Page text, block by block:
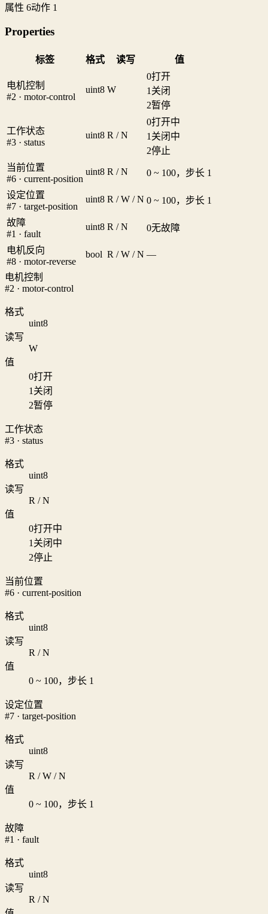
属性 6动作 1
Properties
标签 格式 读写 值
电机控制
#2 · motor-control
uint8 W
0打开
1 关闭
2暂停
工作状态
#3 · status
uint8 R / N
0打开中
1 关闭中
2停止
当前位置
#6 · current-position
uint8 R / N 0 ~ 100，步长 1
设定位置
#7 · target-position
uint8 R / W / N 0 ~ 100，步长 1
故障
#1 · fault
uint8 R / N 0无故障
电机反向
#8 · motor-reverse
bool R / W / N —
电机控制
#2 · motor-control
格式
uint8
读写
W
值
0打开
1 关闭
2暂停
工作状态
#3 · status
格式
uint8
读写
R / N
值
0打开中
1 关闭中
2停止
当前位置
#6 · current-position
格式
uint8
读写
R / N
值
0 ~ 100，步长 1
设定位置
#7 · target-position
格式
uint8
读写
R / W / N
值
0 ~ 100，步长 1
故障
#1 · fault
格式
uint8
读写
R / N